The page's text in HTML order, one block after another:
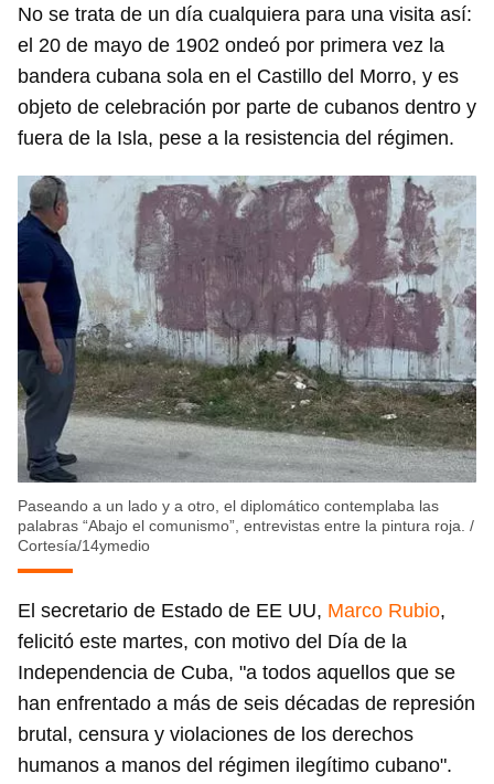
No se trata de un día cualquiera para una visita así:
el 20 de mayo de 1902 ondeó por primera vez la
bandera cubana sola en el Castillo del Morro, y es
objeto de celebración por parte de cubanos dentro y
fuera de la Isla, pese a la resistencia del régimen.
Paseando a un lado y a otro, el diplomático contemplaba las
palabras “Abajo el comunismo”, entrevistas entre la pintura roja. /
Cortesía/14ymedio
El secretario de Estado de EE UU, Marco Rubio,
felicitó este martes, con motivo del Día de la
Independencia de Cuba, "a todos aquellos que se
han enfrentado a más de seis décadas de represión
brutal, censura y violaciones de los derechos
humanos a manos del régimen ilegítimo cubano".